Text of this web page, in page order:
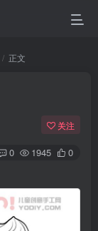
正文
关注
0 1945 0